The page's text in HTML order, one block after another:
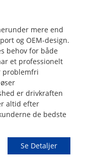
mere end
og OEM-design.
behov for både
et professionelt
problemfri
er drivkraften
altid efter
de bedste
Se Detaljer